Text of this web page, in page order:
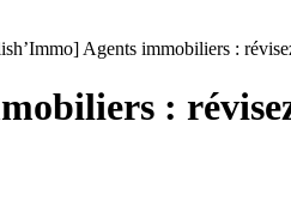
Agents immobiliers :
: